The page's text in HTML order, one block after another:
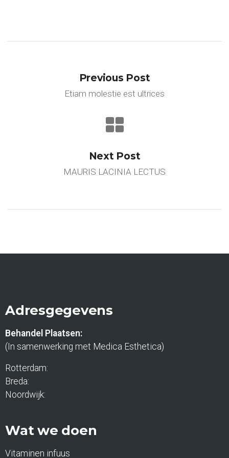
Previous Post
Etiam molestie est ultrices
Next Post
MAURIS LACINIA LECTUS
Adresgegevens
Behandel Plaatsen:
(In samenwerking met Medica Esthetica)
Rotterdam:
Breda:
Noordwijk:
Wat we doen
Vitaminen infuus